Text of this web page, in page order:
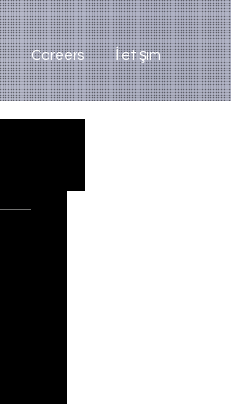
Careers İletişim